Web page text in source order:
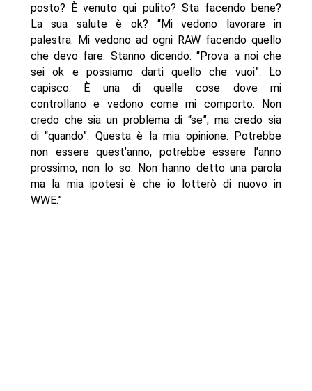
posto? È venuto qui pulito? Sta facendo bene?
La sua salute è ok? “Mi vedono lavorare in
palestra. Mi vedono ad ogni RAW facendo quello
che devo fare. Stanno dicendo: “Prova a noi che
sei ok e possiamo darti quello che vuoi”. Lo
capisco. È una di quelle cose dove mi
controllano e vedono come mi comporto. Non
credo che sia un problema di “se”, ma credo sia
di “quando”. Questa è la mia opinione. Potrebbe
non essere quest’anno, potrebbe essere l’anno
prossimo, non lo so. Non hanno detto una parola
ma la mia ipotesi è che io lotterò di nuovo in
WWE.”